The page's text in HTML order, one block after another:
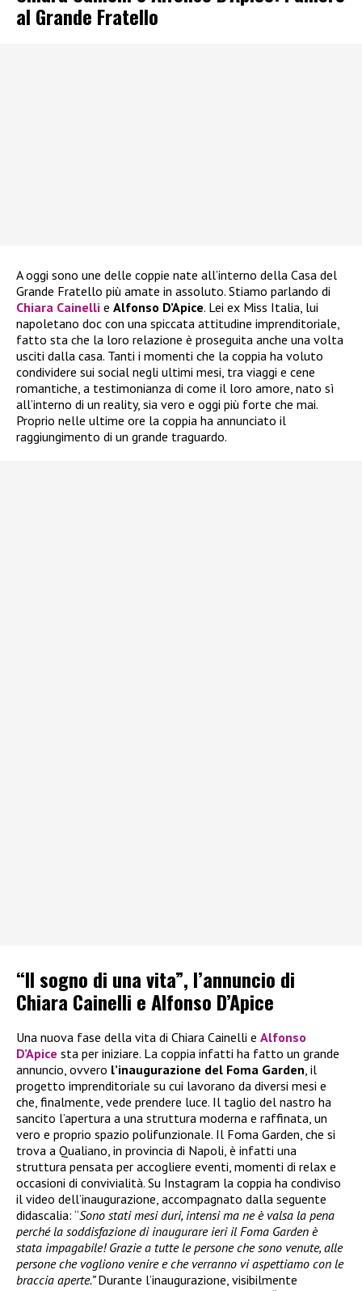
al Grande Fratello
A oggi sono une delle coppie nate all’interno della Casa del
Grande Fratello più amate in assoluto. Stiamo parlando di
Chiara Cainelli e Alfonso D’Apice. Lei ex Miss Italia, lui
napoletano doc con una spiccata attitudine imprenditoriale,
fatto sta che la loro relazione è proseguita anche una volta
usciti dalla casa. Tanti i momenti che la coppia ha voluto
condividere sui social negli ultimi mesi, tra viaggi e cene
romantiche, a testimonianza di come il loro amore, nato sì
all’interno di un reality, sia vero e oggi più forte che mai.
Proprio nelle ultime ore la coppia ha annunciato il
raggiungimento di un grande traguardo.
“Il sogno di una vita”, l’annuncio di
Chiara Cainelli e Alfonso D’Apice
Una nuova fase della vita di Chiara Cainelli e Alfonso
D’Apice sta per iniziare. La coppia infatti ha fatto un grande
annuncio, ovvero l’inaugurazione del Foma Garden , il
progetto imprenditoriale su cui lavorano da diversi mesi e
che, finalmente, vede prendere luce. Il taglio del nastro ha
sancito l’apertura a una struttura moderna e raffinata, un
vero e proprio spazio polifunzionale. Il Foma Garden, che si
trova a Qualiano, in provincia di Napoli, è infatti una
struttura pensata per accogliere eventi, momenti di relax e
occasioni di convivialità. Su Instagram la coppia ha condiviso
il video dell’inaugurazione, accompagnato dalla seguente
didascalia: “Sono stati mesi duri, intensi ma ne è valsa la pena
perché la soddisfazione di inaugurare ieri il Foma Garden è
stata impagabile! Grazie a tutte le persone che sono venute, alle
persone che vogliono venire e che verranno vi aspettiamo con le
braccia aperte.”Durante l’inaugurazione, visibilmente